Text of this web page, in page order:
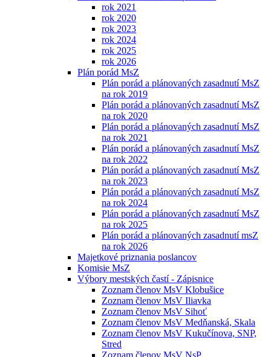
rok 2021
rok 2020
rok 2023
rok 2024
rok 2025
rok 2026
Plán porád MsZ
Plán porád a plánovaných zasadnutí MsZ
na rok 2019
Plán porád a plánovaných zasadnutí MsZ
na rok 2020
Plán porád a plánovaných zasadnutí MsZ
na rok 2021
Plán porád a plánovaných zasadnutí MsZ
na rok 2022
Plán porád a plánovaných zasadnutí MsZ
na rok 2023
Plán porád a plánovaných zasadnutí MsZ
na rok 2024
Plán porád a plánovaných zasadnutí MsZ
na rok 2025
Plán porád a plánovaných zasadnutí msZ
na rok 2026
Majetkové priznania poslancov
Komisie MsZ
Výbory mestských častí - Zápisnice
Zoznam členov MsV Klobušice
Zoznam členov MsV Iliavka
Zoznam členov MsV Sihoť
Zoznam členov MsV Medňanská, Skala
Zoznam členov MsV Kukučínova, SNP,
Stred
Zoznam členov MsV NsP